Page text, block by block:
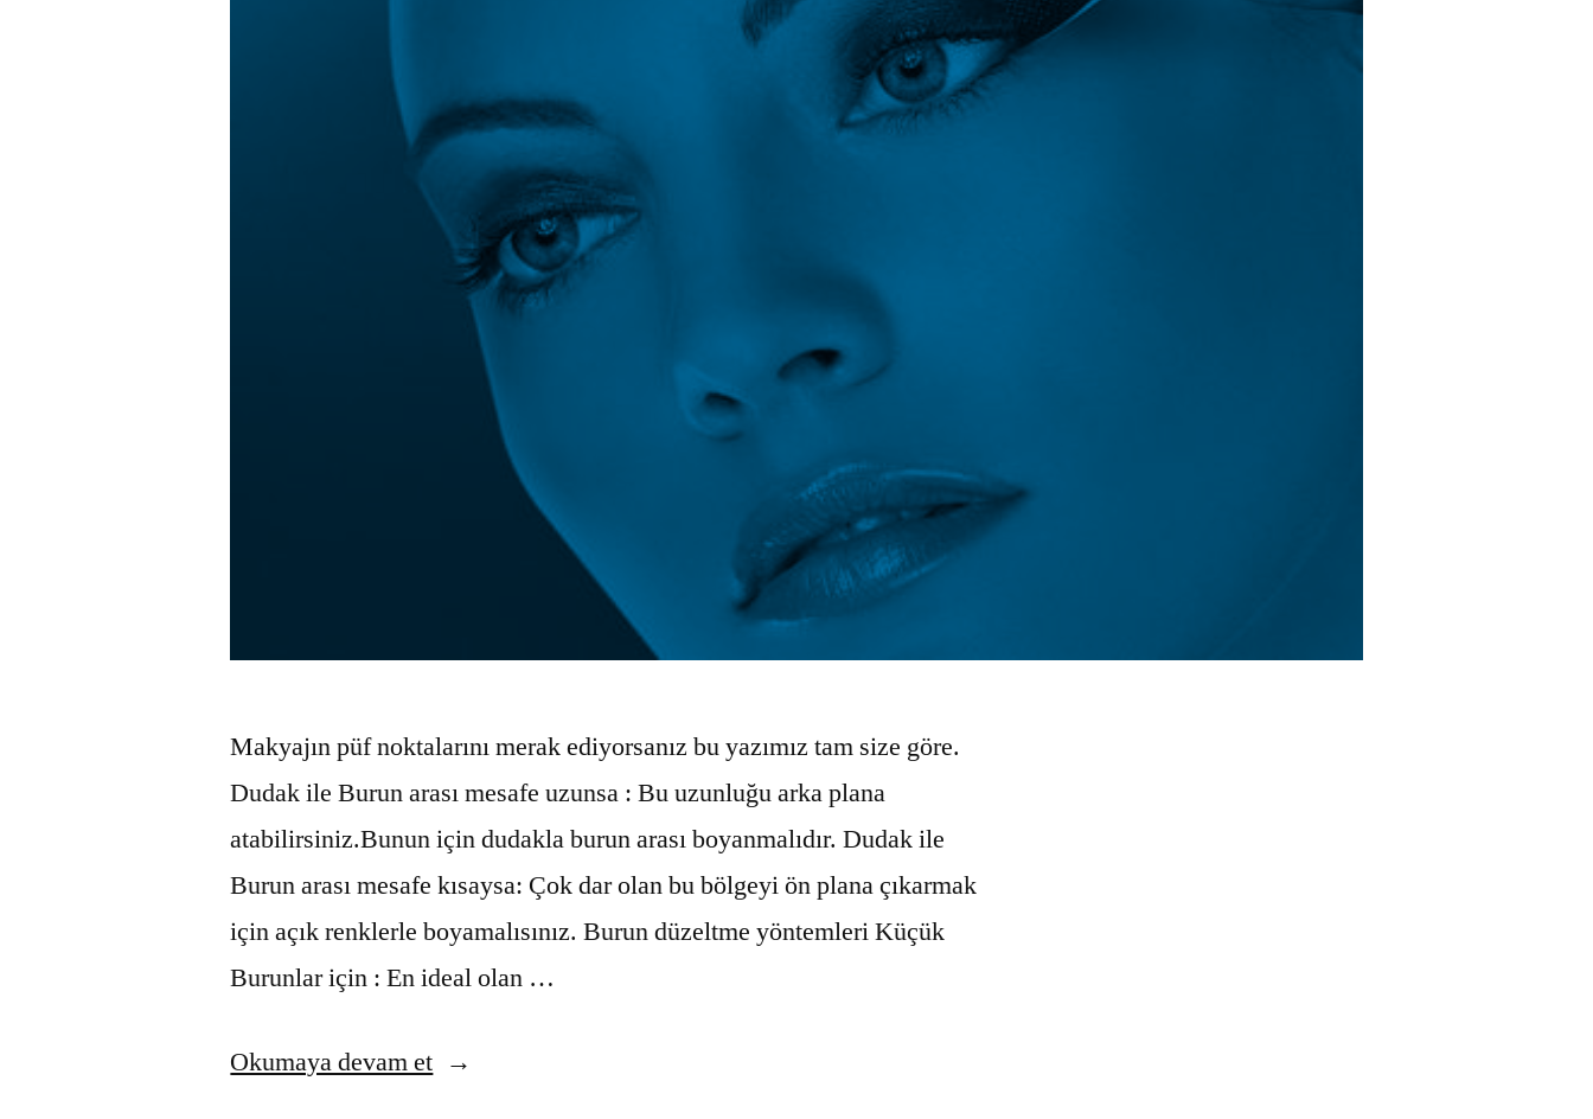
Makyajın püf noktalarını merak ediyorsanız bu yazımız tam size göre.
Dudak ile Burun arası mesafe uzunsa : Bu uzunluğu arka plana
atabilirsiniz.Bunun için dudakla burun arası boyanmalıdır. Dudak ile
Burun arası mesafe kısaysa: Çok dar olan bu bölgeyi ön plana çıkarmak
için açık renklerle boyamalısınız. Burun düzeltme yöntemleri Küçük
Burunlar için : En ideal olan …
Okumaya devam et“Makyaj